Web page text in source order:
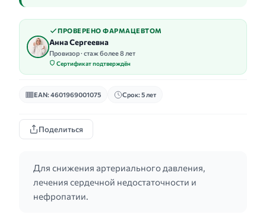
ПРОВЕРЕНО ФАРМАЦЕВТОМ
Анна Сергеевна
Провизор · стаж более 8 лет
Сертификат подтверждён
EAN: 4601969001075 Срок: 5 лет
Поделиться
Для снижения артериального давления,
лечения сердечной недостаточности и
нефропатии.